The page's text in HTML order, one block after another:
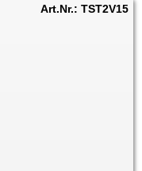
Art.Nr.: TST2V15